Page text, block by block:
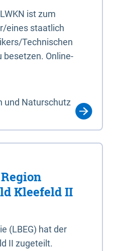
ist zum
eines staatlich
Technischen
Online-
und Naturschutz
Kleefeld II
(LBEG) hat der
II zugeteilt.